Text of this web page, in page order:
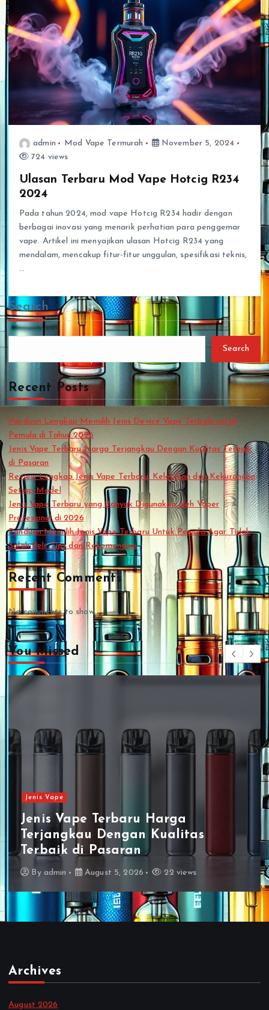
admin Mod Vape Termurah
November 5, 2024
724 views
Ulasan Terbaru Mod Vape Hotcig R234
2024
Pada tahun 2024, mod vape Hotcig R234 hadir dengan
berbagai inovasi yang menarik perhatian para penggemar
vape. Artikel ini menyajikan ulasan Hotcig R234 yang
mendalam, mencakup fitur-fitur unggulan, spesifikasi teknis,
…
Search
Search
Recent Posts
Panduan Lengkap Memilih Jenis Device Vape Terbaik untuk
Pemula di Tahun 2026
Jenis Vape Terbaru Harga Terjangkau Dengan Kualitas Terbaik
di Pasaran
Review Lengkap Jenis Vape Terbaru: Kelebihan dan Kekurangan
Setiap Model
Jenis Vape Terbaru yang Banyak Digunakan oleh Vaper
Profesional di 2026
Panduan Memilih Jenis Vape Terbaru Untuk Pemula Agar Tidak
Salah Beli: Tips dan Rekomendasi
Recent Comments
No comments to show.
You Missed
Jenis Vape
Jenis Vape Terbaru Harga
Terjangkau Dengan Kualitas
Terbaik di Pasaran
By admin August 5, 2026 22 views
Archives
August 2026